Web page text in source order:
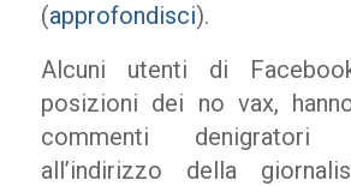
(approfondisci).
Alcuni utenti di
posizioni dei no vax,
commenti
all’indirizzo della